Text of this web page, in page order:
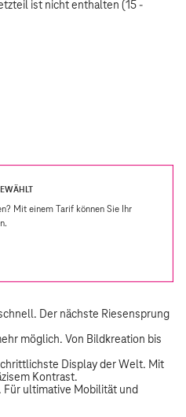
ist nicht enthalten (15 -
Mit einem Tarif können Sie Ihr